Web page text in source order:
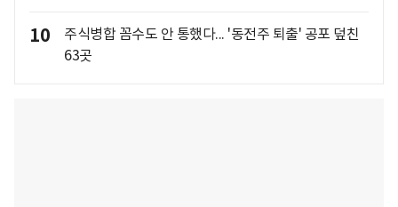
10
주식병합 꼼수도 안 통했다... '동전주 퇴출' 공포 덮친
63곳